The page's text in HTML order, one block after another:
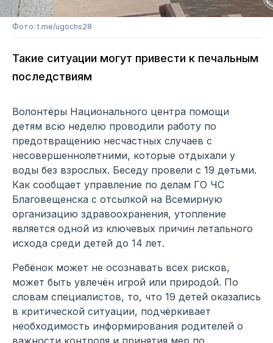
Фото: t.me/ugochs28
Такие ситуации могут привести к печальным
последствиям
Волонтёры Национального центра помощи
детям всю неделю проводили работу по
предотвращению несчастных случаев с
несовершеннолетними, которые отдыхали у
воды без взрослых. Беседу провели с 19 детьми.
Как сообщает управление по делам ГО ЧС
Благовещенска с отсылкой на Всемирную
организацию здравоохранения, утопление
является одной из ключевых причин летального
исхода среди детей до 14 лет.
Ребёнок может не осознавать всех рисков,
может быть увлечён игрой или природой. По
словам специалистов, то, что 19 детей оказались
в критической ситуации, подчёркивает
необходимость информирования родителей о
важности контроля и принятия мер по